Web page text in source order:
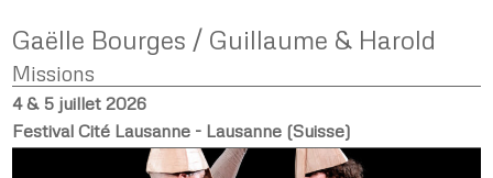
Gaëlle Bourges / Guillaume & Harold
Missions
4 & 5 juillet 2026
Festival Cité Lausanne - Lausanne (Suisse)